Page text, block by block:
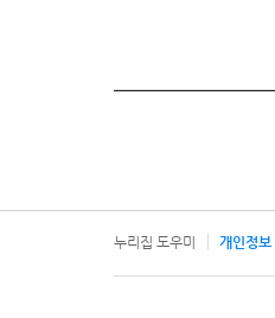
누리집 도우미 개인정보